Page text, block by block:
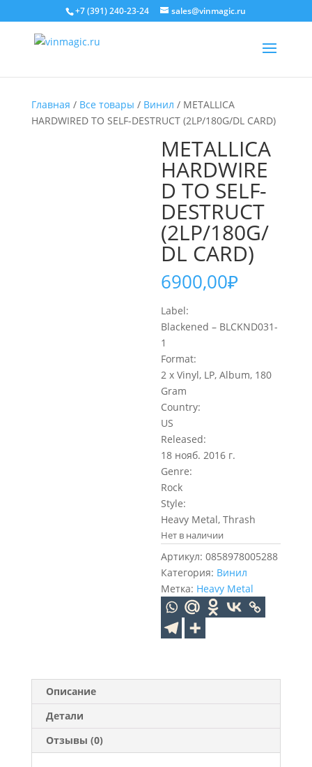
+7 (391) 240-23-24 sales@vinmagic.ru
Главная / Все товары / Винил / METALLICA
HARDWIRED TO SELF-DESTRUCT (2LP/180G/DL CARD)
METALLICA
HARDWIRE
D TO SELF-
DESTRUCT
(2LP/180G/
DL CARD)
6900,00₽
Label:
Blackened – BLCKND031-
1
Format:
2 x Vinyl, LP, Album, 180
Gram
Country:
US
Released:
18 нояб. 2016 г.
Genre:
Rock
Style:
Heavy Metal, Thrash
Нет в наличии
Артикул:0858978005288
Категория: Винил
Метка: Heavy Metal
Описание
Детали
Отзывы (0)